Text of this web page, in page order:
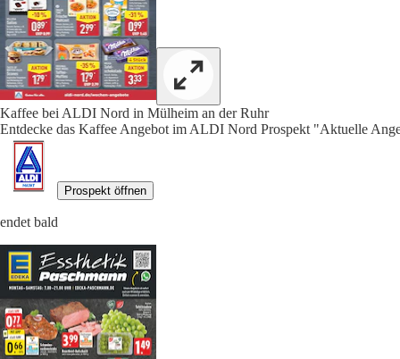
Kaffee bei ALDI Nord in Mülheim an der Ruhr
Entdecke das Kaffee Angebot im ALDI Nord Prospekt "Aktuelle
Prospekt öffnen
endet bald